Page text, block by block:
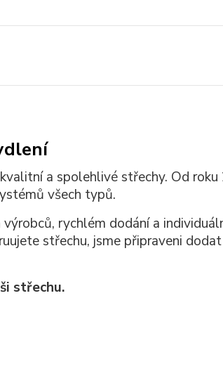
a spolehlivé střechy. Od
všech typů.
rychlém dodání a
střechu, jsme připraveni
střechu.